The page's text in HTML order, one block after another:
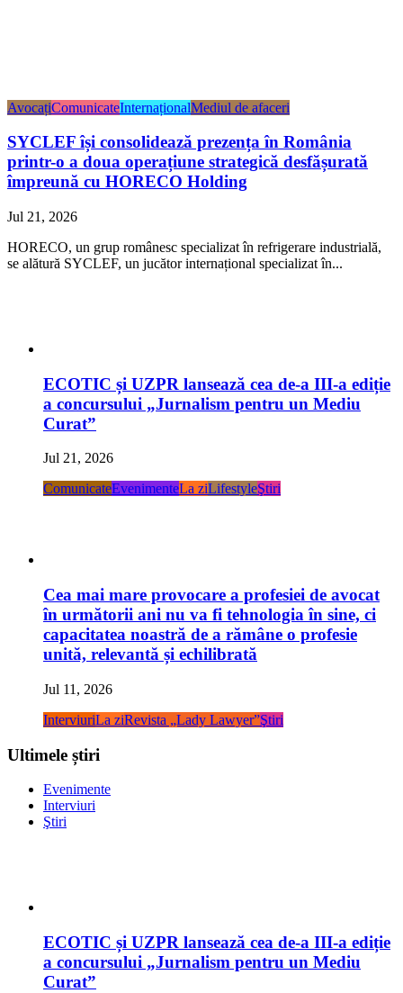
AvocațiComunicateInternaționalMediul de afaceri
SYCLEF își consolidează prezența în România
printr-o a doua operațiune strategică desfășurată
împreună cu HORECO Holding
Jul 21, 2026
HORECO, un grup românesc specializat în refrigerare industrială,
se alătură SYCLEF, un jucător internațional specializat în...
ECOTIC și UZPR lansează cea de-a III-a ediție
a concursului „Jurnalism pentru un Mediu
Curat”
Jul 21, 2026
ComunicateEvenimenteLa ziLifestyleŞtiri
Cea mai mare provocare a profesiei de avocat
în următorii ani nu va fi tehnologia în sine, ci
capacitatea noastră de a rămâne o profesie
unită, relevantă și echilibrată
Jul 11, 2026
InterviuriLa ziRevista „Lady Lawyer”Ştiri
Ultimele știri
Evenimente
Interviuri
Ştiri
ECOTIC și UZPR lansează cea de-a III-a ediție
a concursului „Jurnalism pentru un Mediu
Curat”